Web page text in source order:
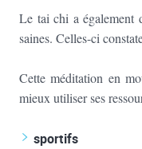
Le tai chi a également
saines. Celles-ci
Cette méditation en
mieux utiliser ses
sportifs